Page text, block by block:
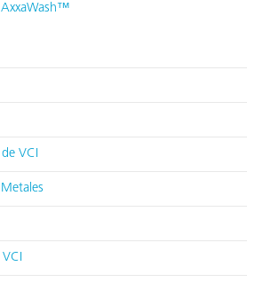
AxxaWash™
VCI